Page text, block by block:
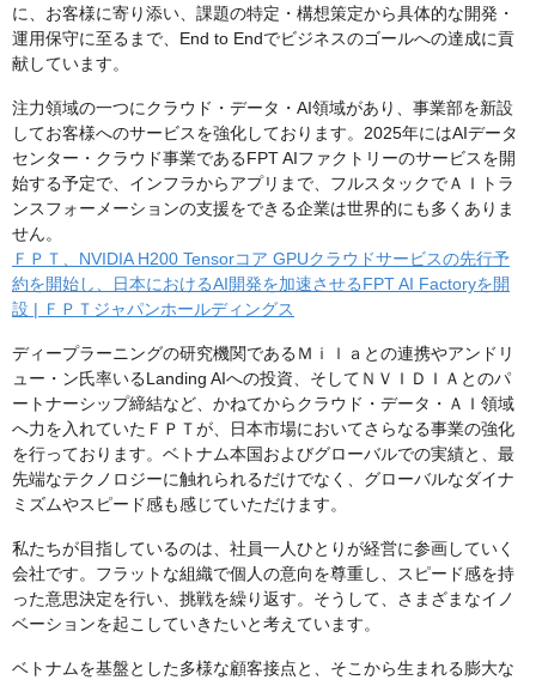
に、お客様に寄り添い、課題の特定・構想策定から具体的な開発・
運用保守に至るまで、End to Endでビジネスのゴールへの達成に貢
献しています。
注力領域の一つにクラウド・データ・AI領域があり、事業部を新設
してお客様へのサービスを強化しております。2025年にはAIデータ
センター・クラウド事業であるFPT AIファクトリーのサービスを開
始する予定で、インフラからアプリまで、フルスタックでＡＩトラ
ンスフォーメーションの支援をできる企業は世界的にも多くありま
せん。
ＦＰＴ、NVIDIA H200 Tensorコア GPUクラウドサービスの先行予
約を開始し、日本におけるAI開発を加速させるFPT AI Factoryを開
設 | ＦＰＴジャパンホールディングス
ディープラーニングの研究機関であるＭｉｌａとの連携やアンドリ
ュー・ン氏率いるLanding AIへの投資、そしてＮＶＩＤＩＡとのパ
ートナーシップ締結など、かねてからクラウド・データ・ＡＩ領域
へ力を入れていたＦＰＴが、日本市場においてさらなる事業の強化
を行っております。ベトナム本国およびグローバルでの実績と、最
先端なテクノロジーに触れられるだけでなく、グローバルなダイナ
ミズムやスピード感も感じていただけます。
私たちが目指しているのは、社員一人ひとりが経営に参画していく
会社です。フラットな組織で個人の意向を尊重し、スピード感を持
った意思決定を行い、挑戦を繰り返す。そうして、さまざまなイノ
ベーションを起こしていきたいと考えています。
ベトナムを基盤とした多様な顧客接点と、そこから生まれる膨大な